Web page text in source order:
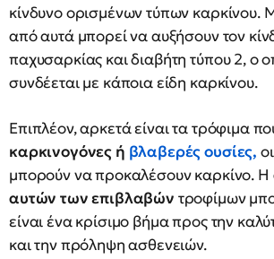
κίνδυνο ορισμένων τύπων καρκίνου.
από αυτά μπορεί να αυξήσουν τον
παχυσαρκίας και διαβήτη τύπου 2, ο
συνδέεται με κάποια είδη καρκίνου.
Επιπλέον, αρκετά είναι τα τρόφιμα
καρκινογόνες ή βλαβερές ουσίες,
μπορούν να προκαλέσουν καρκίνο. Η
αυτών των επιβλαβών τροφίμων
είναι ένα κρίσιμο βήμα προς την
και την πρόληψη ασθενειών.